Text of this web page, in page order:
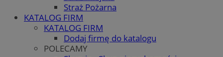
Straż Pożarna
KATALOG FIRM
KATALOG FIRM
Dodaj firmę do katalogu
POLECAMY